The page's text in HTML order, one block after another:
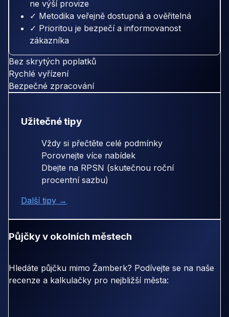
ne výší provize
✓ Metodika veřejně dostupná a ověřitelná
✓ Prioritou je bezpečí a informovanost
zákazníka
Bez skrytých poplatků
Rychlé vyřízení
Bezpečné zpracování
Užitečné tipy
Vždy si přečtěte celé podmínky
Porovnejte více nabídek
Dbejte na RPSN (skutečnou roční
procentní sazbu)
Další tipy →
Půjčky v okolních městech
Hledáte půjčku mimo Žamberk? Podívejte se na naše
recenze a kalkulačky pro nejbližší města: